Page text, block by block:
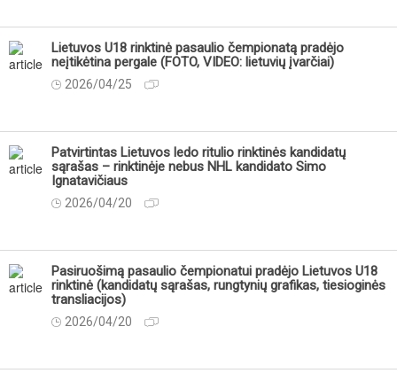
Lietuvos U18 rinktinė pasaulio čempionatą pradėjo
neįtikėtina pergale (FOTO, VIDEO: lietuvių įvarčiai)
2026/04/25
Patvirtintas Lietuvos ledo ritulio rinktinės kandidatų
sąrašas – rinktinėje nebus NHL kandidato Simo
Ignatavičiaus
2026/04/20
Pasiruošimą pasaulio čempionatui pradėjo Lietuvos U18
rinktinė (kandidatų sąrašas, rungtynių grafikas, tiesioginės
transliacijos)
2026/04/20